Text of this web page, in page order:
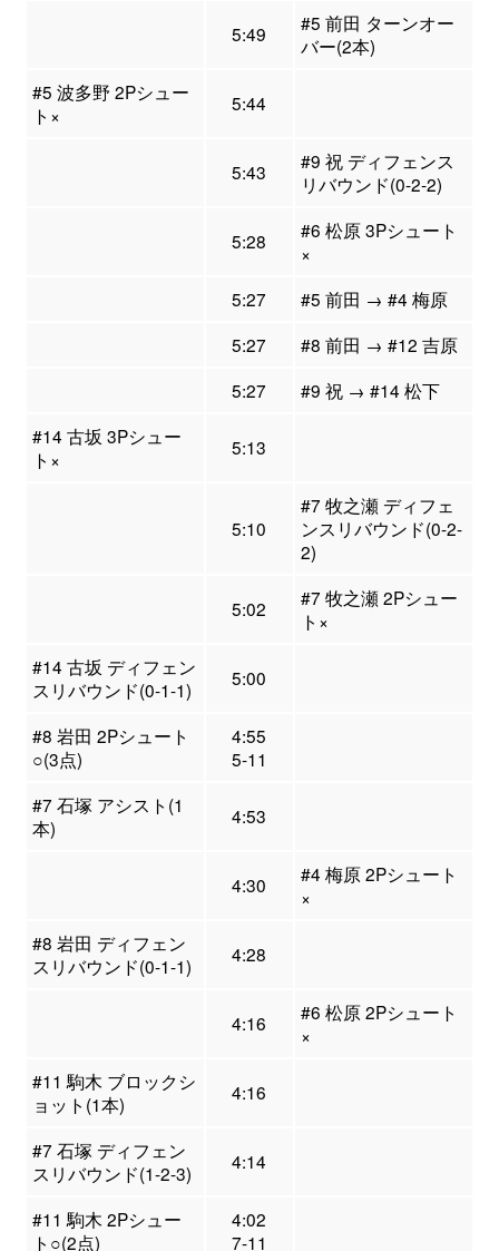
5:49
#5 前田 ターンオー
バー(2本)
#5 波多野 2Pシュー
ト×
5:44
5:43
#9 祝 ディフェンス
リバウンド(0-2-2)
5:28
#6 松原 3Pシュート
×
5:27
#5 前田 → #4 梅原
5:27
#8 前田 → #12 吉原
5:27
#9 祝 → #14 松下
#14 古坂 3Pシュー
ト×
5:13
5:10
#7 牧之瀬 ディフェ
ンスリバウンド(0-2-
2)
5:02
#7 牧之瀬 2Pシュー
ト×
#14 古坂 ディフェン
スリバウンド(0-1-1)
5:00
#8 岩田 2Pシュート
○(3点)
4:55
5-11
#7 石塚 アシスト(1
本)
4:53
4:30
#4 梅原 2Pシュート
×
#8 岩田 ディフェン
スリバウンド(0-1-1)
4:28
4:16
#6 松原 2Pシュート
×
#11 駒木 ブロックシ
ョット(1本)
4:16
#7 石塚 ディフェン
スリバウンド(1-2-3)
4:14
#11 駒木 2Pシュー
ト○(2点)
4:02
7-11